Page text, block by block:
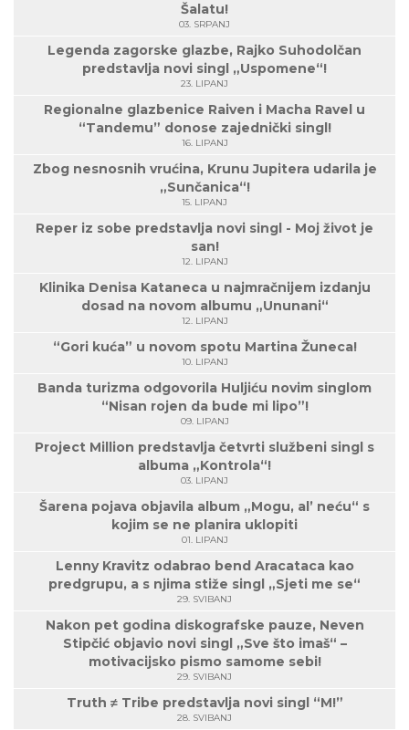
Šalatu!
03. SRPANJ
Legenda zagorske glazbe, Rajko Suhodolčan
predstavlja novi singl „Uspomene“!
23. LIPANJ
Regionalne glazbenice Raiven i Macha Ravel u
“Tandemu” donose zajednički singl!
16. LIPANJ
Zbog nesnosnih vrućina, Krunu Jupitera udarila je
„Sunčanica“!
15. LIPANJ
Reper iz sobe predstavlja novi singl - Moj život je
san!
12. LIPANJ
Klinika Denisa Kataneca u najmračnijem izdanju
dosad na novom albumu „Ununani“
12. LIPANJ
“Gori kuća” u novom spotu Martina Žuneca!
10. LIPANJ
Banda turizma odgovorila Huljiću novim singlom
“Nisan rojen da bude mi lipo”!
09. LIPANJ
Project Million predstavlja četvrti službeni singl s
albuma „Kontrola“!
03. LIPANJ
Šarena pojava objavila album „Mogu, al’ neću“ s
kojim se ne planira uklopiti
01. LIPANJ
Lenny Kravitz odabrao bend Aracataca kao
predgrupu, a s njima stiže singl „Sjeti me se“
29. SVIBANJ
Nakon pet godina diskografske pauze, Neven
Stipčić objavio novi singl „Sve što imaš“ –
motivacijsko pismo samome sebi!
29. SVIBANJ
Truth ≠ Tribe predstavlja novi singl “M!”
28. SVIBANJ